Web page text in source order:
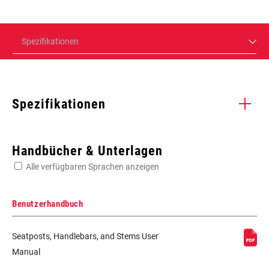
Spezifikationen
Spezifikationen
MATERIAL (SP/ST)
Handbücher & Unterlagen
Alle verfügbaren Sprachen anzeigen
Benutzerhandbuch
Seatposts, Handlebars, and Stems User
Manual